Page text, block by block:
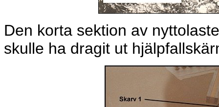
Den korta sektion av
skulle ha dragit ut